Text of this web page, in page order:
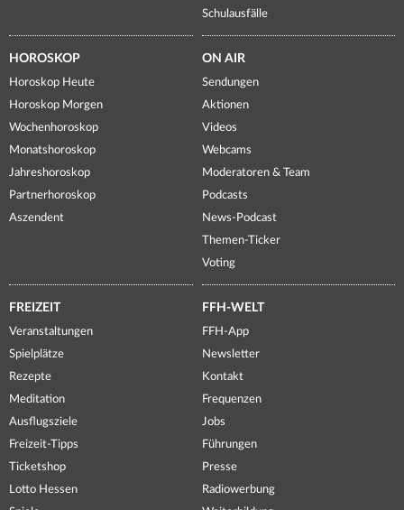
Schulausfälle
HOROSKOP
Horoskop Heute
Horoskop Morgen
Wochenhoroskop
Monatshoroskop
Jahreshoroskop
Partnerhoroskop
Aszendent
ON AIR
Sendungen
Aktionen
Videos
Webcams
Moderatoren & Team
Podcasts
News-Podcast
Themen-Ticker
Voting
FREIZEIT
Veranstaltungen
Spielplätze
Rezepte
Meditation
Ausflugsziele
Freizeit-Tipps
Ticketshop
Lotto Hessen
FFH-WELT
FFH-App
Newsletter
Kontakt
Frequenzen
Jobs
Führungen
Presse
Radiowerbung